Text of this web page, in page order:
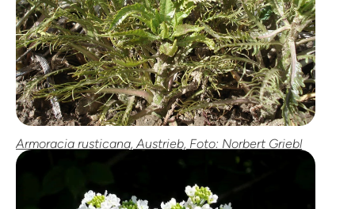
Armoracia rusticana, Austrieb, Foto: Norbert Griebl